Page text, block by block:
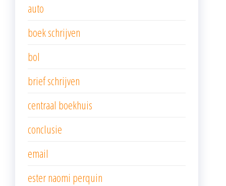
auto
boek schrijven
bol
brief schrijven
centraal boekhuis
conclusie
email
ester naomi perquin